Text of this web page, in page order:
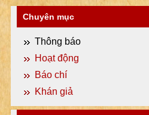
Chuyên mục
Thông báo
Hoạt động
Báo chí
Khán giả